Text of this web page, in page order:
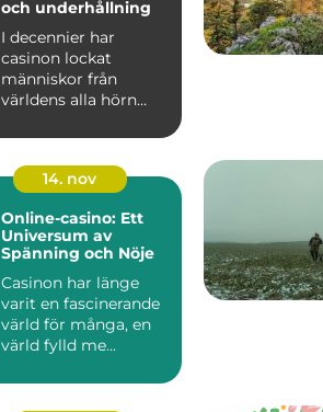
och underhållning
I decennier har
casinon lockat
människor från
världens alla hörn
14. nov
Online-casino: Ett
Universum av
Spänning och Nöje
Casinon har länge
varit en fascinerande
värld för många, en
värld fylld me...